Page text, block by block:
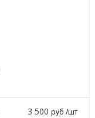
3 500руб /шт